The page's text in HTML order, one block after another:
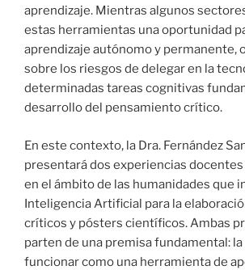
aprendizaje. Mientras algunos
estas herramientas una oportunidad
aprendizaje autónomo y permanente,
sobre los riesgos de delegar en la
determinadas tareas cognitivas
desarrollo del pensamiento crítico.
En este contexto, la Dra. Fernández
presentará dos experiencias
en el ámbito de las humanidades que
Inteligencia Artificial para la
críticos y pósters científicos. Ambas
parten de una premisa fundamental: la
funcionar como una herramienta de